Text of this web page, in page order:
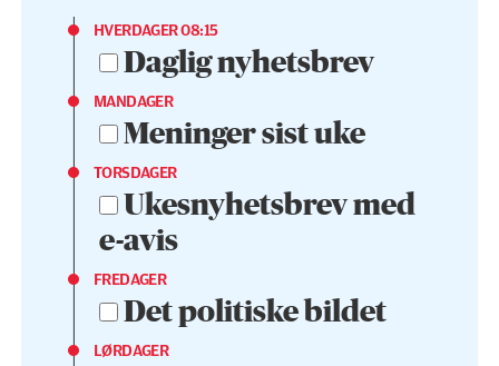
HVERDAGER 08:15
Daglig nyhetsbrev
MANDAGER
Meninger sist uke
TORSDAGER
Ukesnyhetsbrev med
e-avis
FREDAGER
Det politiske bildet
LØRDAGER